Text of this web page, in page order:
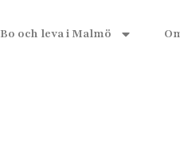
Bo och leva i Malmö